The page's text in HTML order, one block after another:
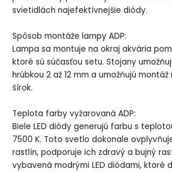
svietidlách najefektívnejšie diódy.
Spôsob montáže lampy ADP:
Lampa sa montuje na okraj akvária
ktoré sú súčasťou setu. Stojany
hrúbkou 2 až 12 mm a umožňujú
šírok.
Teplota farby vyžarovaná ADP:
Biele LED diódy generujú farbu s
7500 K. Toto svetlo dokonale
rastlín, podporuje ich zdravý a bujný
vybavená modrými LED diódami, ktoré